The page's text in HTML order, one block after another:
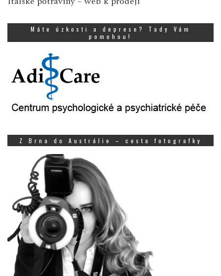
Máte úzkosti a deprese? Tady Vám
pomohou!
Z Brna do Austrálie – cesta fotografky